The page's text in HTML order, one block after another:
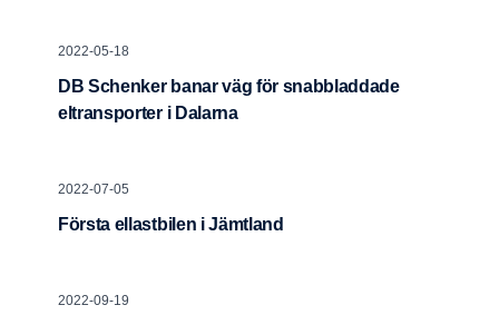
2022-05-18
DB Schenker banar väg för snabbladdade
eltransporter i Dalarna
2022-07-05
Första ellastbilen i Jämtland
2022-09-19